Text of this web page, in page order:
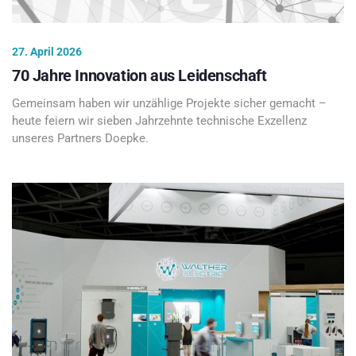
27. April 2026
70 Jahre Innovation aus Leidenschaft
Gemeinsam haben wir unzählige Projekte sicher gemacht –
heute feiern wir sieben Jahrzehnte technische Exzellenz
unseres Partners Doepke.